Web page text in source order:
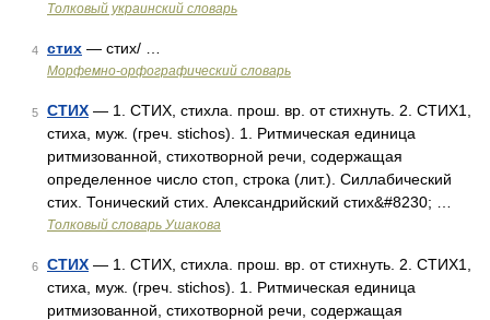
Толковый украинский словарь
4 стих — стих/ …
Морфемно-орфографический словарь
5 СТИХ — 1. СТИХ, стихла. прош. вр. от стихнуть. 2. СТИХ1,
стиха, муж. (греч. stichos). 1. Ритмическая единица
ритмизованной, стихотворной речи, содержащая
определенное число стоп, строка (лит.). Силлабический
стих. Тонический стих. Александрийский стих&#8230; …
Толковый словарь Ушакова
6 СТИХ — 1. СТИХ, стихла. прош. вр. от стихнуть. 2. СТИХ1,
стиха, муж. (греч. stichos). 1. Ритмическая единица
ритмизованной, стихотворной речи, содержащая